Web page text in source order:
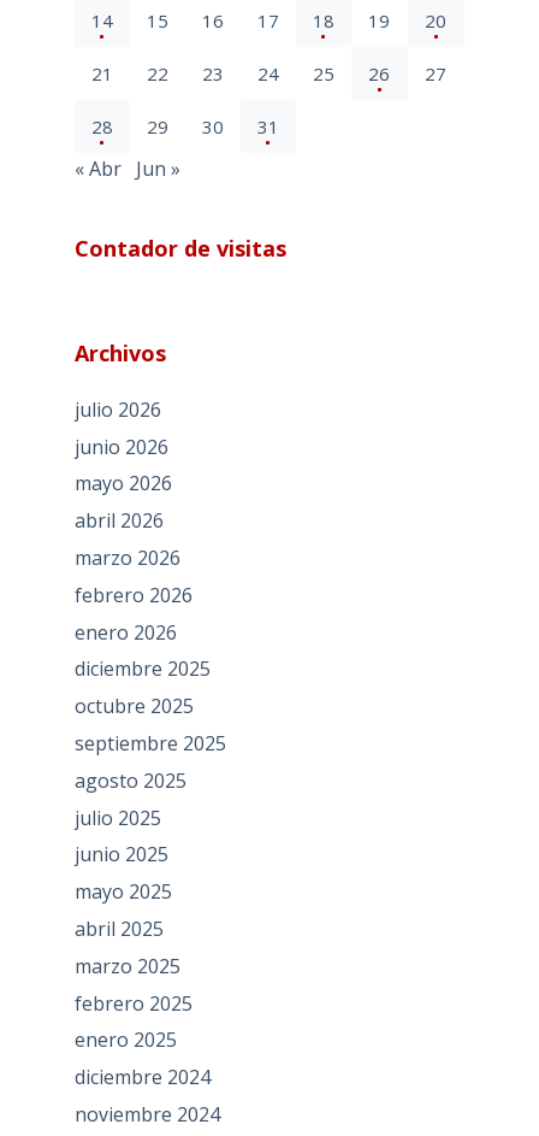
14 15 16 17 18 19 20
21 22 23 24 25 26 27
28 29 30 31
« Abr Jun »
Contador de visitas
Archivos
julio 2026
junio 2026
mayo 2026
abril 2026
marzo 2026
febrero 2026
enero 2026
diciembre 2025
octubre 2025
septiembre 2025
agosto 2025
julio 2025
junio 2025
mayo 2025
abril 2025
marzo 2025
febrero 2025
enero 2025
diciembre 2024
noviembre 2024